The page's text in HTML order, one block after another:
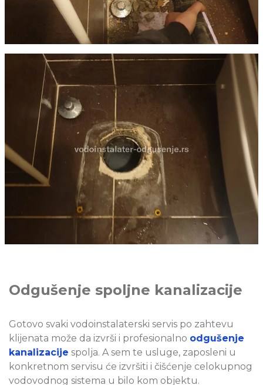
Odgušenje spoljne kanalizacije
Gotovo svaki vodoinstalaterski servis po zahtevu
klijenata može da izvrši i profesionalno odgušenje
kanalizacije spolja. A sem te usluge, zaposleni u
konkretnom servisu će izvršiti i čišćenje celokupnog
vodovodnog sistema u bilo kom objektu.